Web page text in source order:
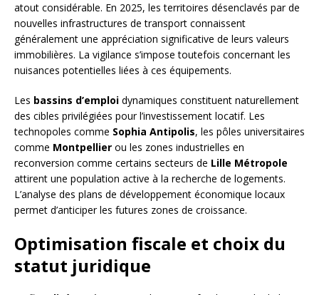
atout considérable. En 2025, les territoires désenclavés par de
nouvelles infrastructures de transport connaissent
généralement une appréciation significative de leurs valeurs
immobilières. La vigilance s’impose toutefois concernant les
nuisances potentielles liées à ces équipements.
Les bassins d’emploi dynamiques constituent naturellement
des cibles privilégiées pour l’investissement locatif. Les
technopoles comme Sophia Antipolis, les pôles universitaires
comme Montpellier ou les zones industrielles en
reconversion comme certains secteurs de Lille Métropole
attirent une population active à la recherche de logements.
L’analyse des plans de développement économique locaux
permet d’anticiper les futures zones de croissance.
Optimisation fiscale et choix du
statut juridique